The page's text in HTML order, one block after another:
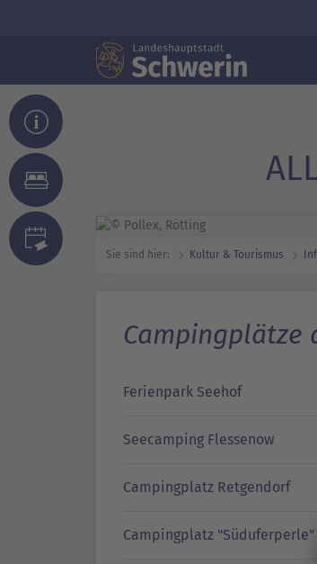
Sie sind hier: Kultur & Tourismus
Campingplätze
Ferienpark Seehof
Seecamping Flessenow
Campingplatz Retgendorf
Campingplatz "Süduferperle"